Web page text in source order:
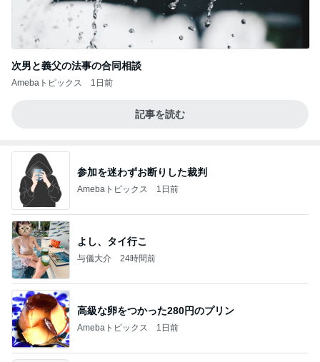
次男と義父の法事の合同相談
Amebaトピックス 1日前
記事を読む
参加を迷わずお断りした裁判
Amebaトピックス 1日前
よし、タイ行こ
与儀大介 24時間前
高級な卵をつかった280円のプリン
Amebaトピックス 1日前